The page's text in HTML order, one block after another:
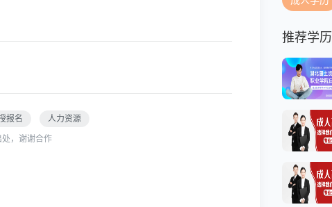
报名
人力资源
，谢谢合作
推荐学历